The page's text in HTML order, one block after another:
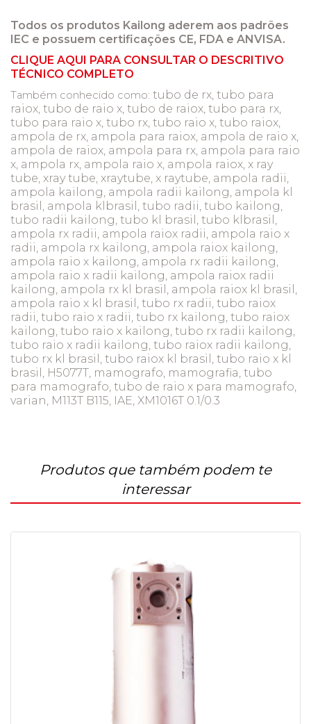
Todos os produtos Kailong aderem aos padrões
IEC e possuem certificações CE, FDA e ANVISA.
CLIQUE AQUI PARA CONSULTAR O DESCRITIVO
TÉCNICO COMPLETO
Também conhecido como: tubo de rx, tubo para
raiox, tubo de raio x, tubo de raiox, tubo para rx,
tubo para raio x, tubo rx, tubo raio x, tubo raiox,
ampola de rx, ampola para raiox, ampola de raio x,
ampola de raiox, ampola para rx, ampola para raio
x, ampola rx, ampola raio x, ampola raiox, x ray
tube, xray tube, xraytube, x raytube, ampola radii,
ampola kailong, ampola radii kailong, ampola kl
brasil, ampola klbrasil, tubo radii, tubo kailong,
tubo radii kailong, tubo kl brasil, tubo klbrasil,
ampola rx radii, ampola raiox radii, ampola raio x
radii, ampola rx kailong, ampola raiox kailong,
ampola raio x kailong, ampola rx radii kailong,
ampola raio x radii kailong, ampola raiox radii
kailong, ampola rx kl brasil, ampola raiox kl brasil,
ampola raio x kl brasil, tubo rx radii, tubo raiox
radii, tubo raio x radii, tubo rx kailong, tubo raiox
kailong, tubo raio x kailong, tubo rx radii kailong,
tubo raio x radii kailong, tubo raiox radii kailong,
tubo rx kl brasil, tubo raiox kl brasil, tubo raio x kl
brasil, H5077T, mamografo, mamografia, tubo
para mamografo, tubo de raio x para mamografo,
varian, M113T B115, IAE, XM1016T 0.1/0.3
Produtos que também podem te
interessar